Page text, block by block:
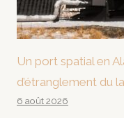
Un port spatial en
d’étranglement du
6 août 2026